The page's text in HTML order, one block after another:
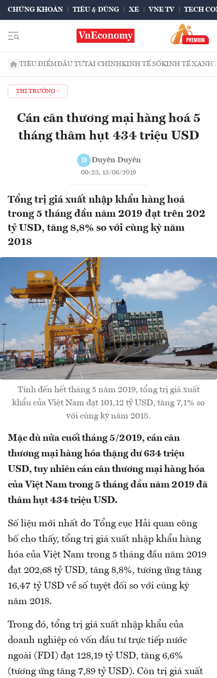
CHỨNG KHOÁN TIÊU & DÙNG XE VNE TV TECH
TIÊU ĐIỂMĐẦU TƯTÀI CHÍNHKINH TẾ SỐKINH TẾ XANH
THỊ TRƯỜNG
Cán cân thương mại hàng hoá 5
tháng thâm hụt 434 triệu USD
D Duyên Duyên
00:23, 13/06/2019
Tổng trị giá xuất nhập khẩu hàng hoá
trong 5 tháng đầu năm 2019 đạt trên 202
tỷ USD, tăng 8,8% so với cùng kỳ năm
2018
Tính đến hết tháng 5 năm 2019, tổng trị giá xuất
khẩu của Việt Nam đạt 101,12 tỷ USD, tăng 7,1% so
với cùng kỳ năm 2018.
Mặc dù nửa cuối tháng 5/2019, cán cân
thương mại hàng hóa thặng dư 634 triệu
USD, tuy nhiên cán cân thương mại hàng hóa
của Việt Nam trong 5 tháng đầu năm 2019 đã
thâm hụt 434 triệu USD.
Số liệu mới nhất do Tổng cục Hải quan công
bố cho thấy, tổng trị giá xuất nhập khẩu hàng
hóa của Việt Nam trong 5 tháng đầu năm 2019
đạt 202,68 tỷ USD, tăng 8,8%, tương ứng tăng
16,47 tỷ USD về số tuyệt đối so với cùng kỳ
năm 2018.
Trong đó, tổng trị giá xuất nhập khẩu của
doanh nghiệp có vốn đầu tư trực tiếp nước
ngoài (FDI) đạt 128,19 tỷ USD, tăng 6,6%
(tương ứng tăng 7,89 tỷ USD). Còn trị giá xuất